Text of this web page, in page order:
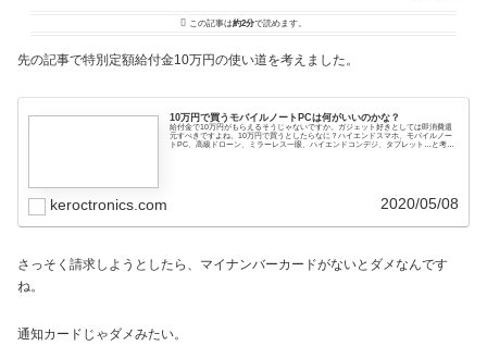
この記事は約2分で読めます。
先の記事で特別定額給付金10万円の使い道を考えました。
10万円で買うモバイルノートPCは何がいいのかな？
給付金で10万円がもらえるそうじゃないですか。ガジェット好きとしては即消費還
元すべきですよね。10万円で買うとしたらなに？ハイエンドスマホ、モバイルノー
トPC、高級ドローン、ミラーレス一眼、ハイエンドコンデジ、タブレット…と考え
keroctronics.com 2020/05/08
さっそく請求しようとしたら、マイナンバーカードがないとダメなんです
ね。
通知カードじゃダメみたい。